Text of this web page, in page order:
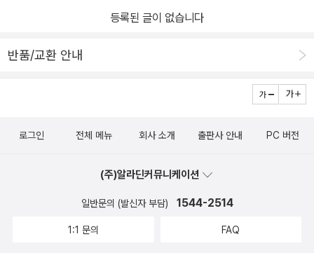
등록된 글이 없습니다
반품/교환 안내
로그인 전체 메뉴 회사 소개 출판사 안내 PC 버전
(주)알라딘커뮤니케이션
일반문의 (발신자 부담) 1544-2514
1:1 문의 FAQ